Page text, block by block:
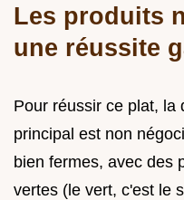
Les produits
une réussite
Pour réussir ce plat, la
principal est non
bien fermes, avec des
vertes (le vert, c'est le